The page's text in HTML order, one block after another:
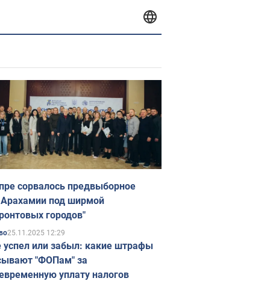
сорвалось предвыборное
Арахамии под ширмой
городов"
25.11.2025 12:29
успел или забыл: какие штрафы
"ФОПам" за
уплату налогов